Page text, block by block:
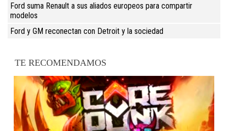
Ford suma Renault a sus aliados europeos para compartir
modelos
Ford y GM reconectan con Detroit y la sociedad
TE RECOMENDAMOS